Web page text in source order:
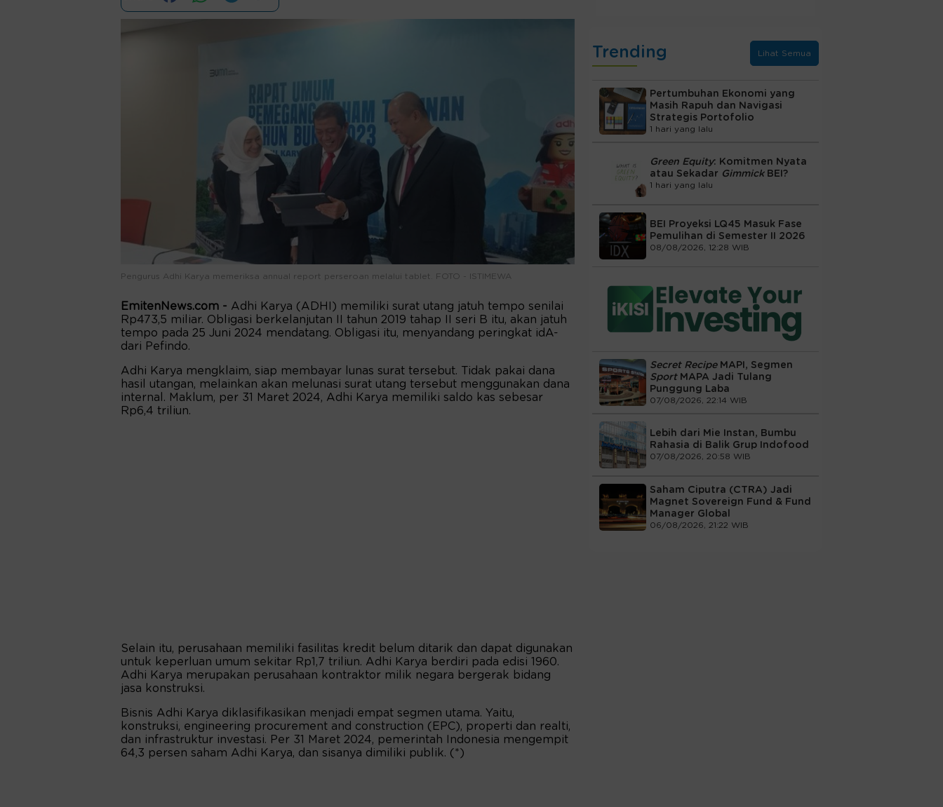
Pengurus Adhi Karya memeriksa annual report perseroan melalui tablet. FOTO - ISTIMEWA
EmitenNews.com - Adhi Karya (ADHI) memiliki surat utang jatuh tempo senilai
Rp473,5 miliar. Obligasi berkelanjutan II tahun 2019 tahap II seri B itu, akan jatuh
tempo pada 25 Juni 2024 mendatang. Obligasi itu, menyandang peringkat idA-
dari Pefindo.
Adhi Karya mengklaim, siap membayar lunas surat tersebut. Tidak pakai dana
hasil utangan, melainkan akan melunasi surat utang tersebut menggunakan dana
internal. Maklum, per 31 Maret 2024, Adhi Karya memiliki saldo kas sebesar
Rp6,4 triliun.
Selain itu, perusahaan memiliki fasilitas kredit belum ditarik dan dapat digunakan
untuk keperluan umum sekitar Rp1,7 triliun. Adhi Karya berdiri pada edisi 1960.
Adhi Karya merupakan perusahaan kontraktor milik negara bergerak bidang
jasa konstruksi.
Bisnis Adhi Karya diklasifikasikan menjadi empat segmen utama. Yaitu,
konstruksi, engineering procurement and construction (EPC), properti dan realti,
dan infrastruktur investasi. Per 31 Maret 2024, pemerintah Indonesia mengempit
64,3 persen saham Adhi Karya, dan sisanya dimiliki publik. (*)
Trending Lihat Semua
Pertumbuhan Ekonomi yang
Masih Rapuh dan Navigasi
Strategis Portofolio
1 hari yang lalu
Green Equity: Komitmen Nyata
atau Sekadar Gimmick BEI?
1 hari yang lalu
BEI Proyeksi LQ45 Masuk Fase
Pemulihan di Semester II 2026
08/08/2026, 12:28 WIB
Secret RecipeMAPI, Segmen
Sport MAPA Jadi Tulang
Punggung Laba
07/08/2026, 22:14 WIB
Lebih dari Mie Instan, Bumbu
Rahasia di Balik Grup Indofood
07/08/2026, 20:58 WIB
Saham Ciputra (CTRA) Jadi
Magnet Sovereign Fund & Fund
Manager Global
06/08/2026, 21:22 WIB